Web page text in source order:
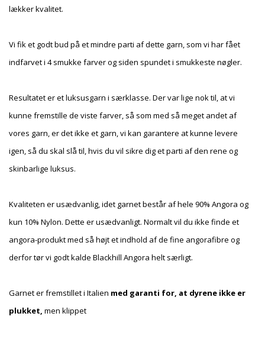
lækker kvalitet.
Vi fik et godt bud på et mindre parti af dette garn, som vi har fået
indfarvet i 4 smukke farver og siden spundet i smukkeste nøgler.
Resultatet er et luksusgarn i særklasse. Der var lige nok til, at vi
kunne fremstille de viste farver, så som med så meget andet af
vores garn, er det ikke et garn, vi kan garantere at kunne levere
igen, så du skal slå til, hvis du vil sikre dig et parti af den rene og
skinbarlige luksus.
Kvaliteten er usædvanlig, idet garnet består af hele 90% Angora og
kun 10% Nylon. Dette er usædvanligt. Normalt vil du ikke finde et
angora-produkt med så højt et indhold af de fine angorafibre og
derfor tør vi godt kalde Blackhill Angora helt særligt.
Garnet er fremstillet i Italien med garanti for, at dyrene ikke er
plukket, men klippet